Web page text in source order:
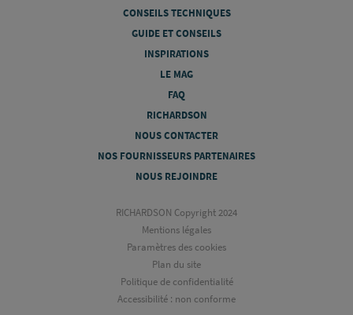
CONSEILS TECHNIQUES
GUIDE ET CONSEILS
INSPIRATIONS
LE MAG
FAQ
RICHARDSON
NOUS CONTACTER
NOS FOURNISSEURS PARTENAIRES
NOUS REJOINDRE
RICHARDSON Copyright 2024
Mentions légales
Paramètres des cookies
Plan du site
Politique de confidentialité
Accessibilité : non conforme